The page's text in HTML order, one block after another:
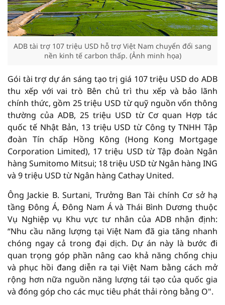
ADB tài trợ 107 triệu USD hỗ trợ Việt Nam chuyển đổi sang
nền kinh tế carbon thấp. (Ảnh minh họa)
Gói tài trợ dự án sáng tạo trị giá 107 triệu USD do ADB
thu xếp với vai trò Bên chủ trì thu xếp và bảo lãnh
chính thức, gồm 25 triệu USD từ quỹ nguồn vốn thông
thường của ADB, 25 triệu USD từ Cơ quan Hợp tác
quốc tế Nhật Bản, 13 triệu USD từ Công ty TNHH Tập
đoàn Tín chấp Hồng Kông (Hong Kong Mortgage
Corporation Limited), 17 triệu USD từ Tập đoàn Ngân
hàng Sumitomo Mitsui; 18 triệu USD từ Ngân hàng ING
và 9 triệu USD từ Ngân hàng Cathay United.
Ông Jackie B. Surtani, Trưởng Ban Tài chính Cơ sở hạ
tầng Đông Á, Đông Nam Á và Thái Bình Dương thuộc
Vụ Nghiệp vụ Khu vực tư nhân của ADB nhận định:
“Nhu cầu năng lượng tại Việt Nam đã gia tăng nhanh
chóng ngay cả trong đại dịch. Dự án này là bước đi
quan trọng góp phần nâng cao khả năng chống chịu
và phục hồi đang diễn ra tại Việt Nam bằng cách mở
rộng hơn nữa nguồn năng lượng tái tạo của quốc gia
và đóng góp cho các mục tiêu phát thải ròng bằng O".